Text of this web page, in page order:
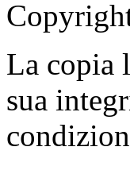
La copia
sua